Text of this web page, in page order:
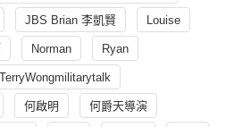
JBS Brian 李凱賢 Louise
Norman Ryan
何啟明 何爵天導演